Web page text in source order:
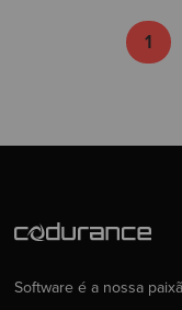
1
Software é a nossa